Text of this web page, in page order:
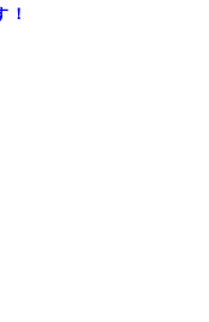
！